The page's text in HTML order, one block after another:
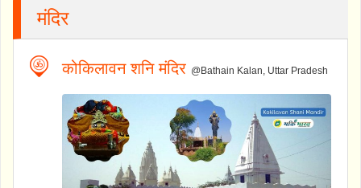
मंदिर
कोकिलावन शनि मंदिर @Bathain Kalan, Uttar Pradesh